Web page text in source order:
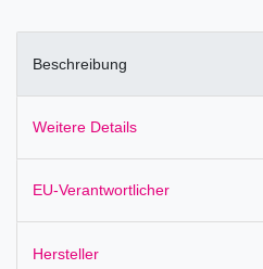
Beschreibung
Weitere Details
EU-Verantwortlicher
Hersteller